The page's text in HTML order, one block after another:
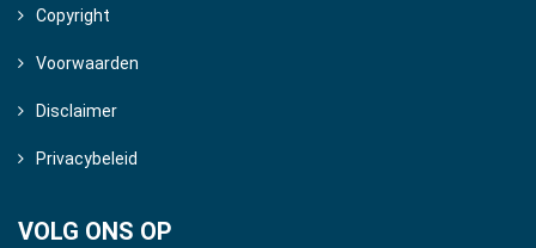
Copyright
Voorwaarden
Disclaimer
Privacybeleid
VOLG ONS OP